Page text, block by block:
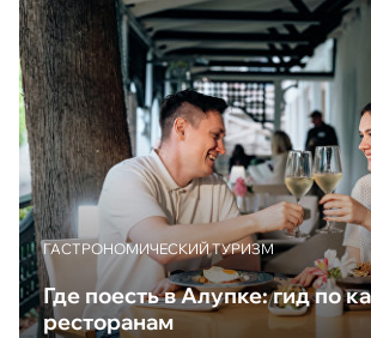
ГАСТРОНОМИЧЕСКИЙ ТУРИЗМ
Где поесть в Алупке: гид по
ресторанам